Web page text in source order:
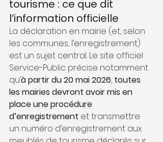
tourisme : ce que dit
l’information officielle
La déclaration en mairie (et, selon
les communes, l’enregistrement)
est un sujet central. Le site officiel
Service-Public précise notamment
qu’à partir du 20 mai 2026, toutes
les mairies devront avoir mis en
place une procédure
d’enregistrement et transmettre
un numéro d’enregistrement aux